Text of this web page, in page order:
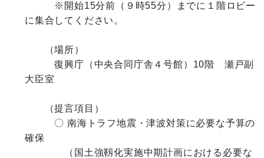
※開始15分前（９時55分）までに１階ロビー
に集合してください。
（場所）
復興庁（中央合同庁舎４号館）10階　瀬戸副
大臣室
（提言項目）
〇 南海トラフ地震・津波対策に必要な予算の
確保
（国土強靱化実施中期計画における必要な